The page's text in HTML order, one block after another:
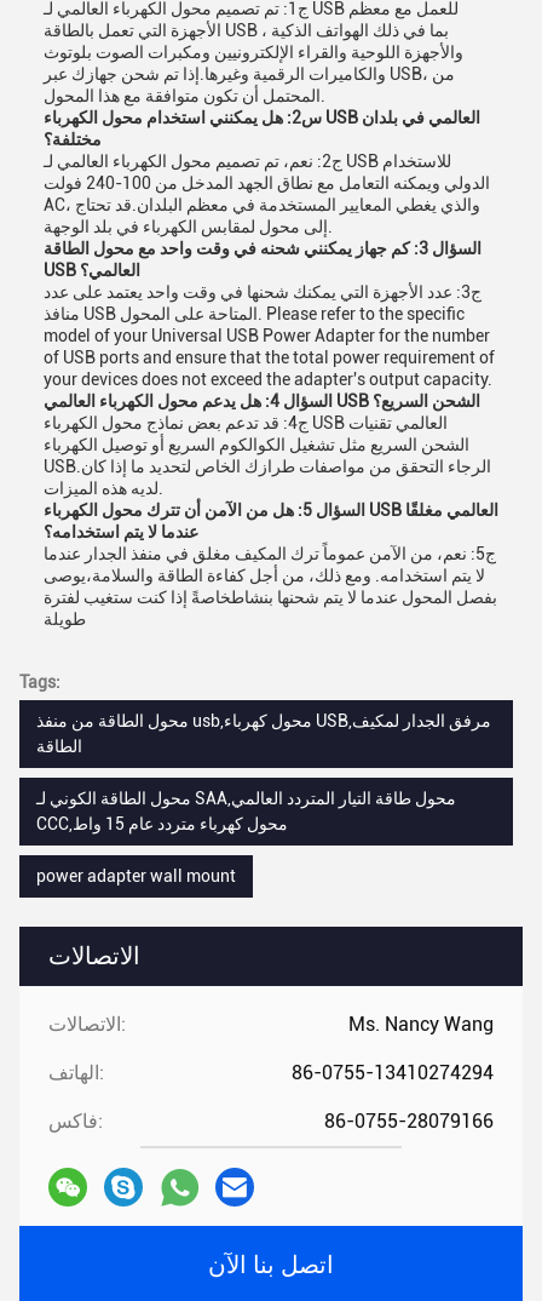
الاتصالات
الاتصالات: Ms. Nancy Wang
الهاتف: 86-0755-13410274294
فاكس: 86-0755-28079166
اتصل بنا الآن
ج1: تم تصميم محول الكهرباء العالمي لـ USB للعمل مع معظم
الأجهزة التي تعمل بالطاقة USB ، بما في ذلك الهواتف الذكية
والأجهزة اللوحية والقراء الإلكترونيين ومكبرات الصوت بلوتوث
والكاميرات الرقمية وغيرها.إذا تم شحن جهازك عبر USB، من
س2: هل يمكنني استخدام محول الكهرباء USB العالمي في بلدان
مختلفة؟
ج2: نعم، تم تصميم محول الكهرباء العالمي لـ USB للاستخدام
الدولي ويمكنه التعامل مع نطاق الجهد المدخل من 100-240 فولت
AC، والذي يغطي المعايير المستخدمة في معظم البلدان.قد تحتاج
السؤال 3: كم جهاز يمكنني شحنه في وقت واحد مع محول الطاقة
USB العالمي؟
ج3: عدد الأجهزة التي يمكنك شحنها في وقت واحد يعتمد على عدد
منافذ USB المتاحة على المحول. Please refer to the specific
model of your Universal USB Power Adapter for the number
of USB ports and ensure that the total power requirement of
your devices does not exceed the adapter's output capacity.
السؤال 4: هل يدعم محول الكهرباء العالمي USB الشحن السريع؟
ج4: قد تدعم بعض نماذج محول الكهرباء USB العالمي تقنيات
الشحن السريع مثل تشغيل الكوالكوم السريع أو توصيل الكهرباء
USB.الرجاء التحقق من مواصفات طرازك الخاص لتحديد ما إذا كان
السؤال 5: هل من الآمن أن تترك محول الكهرباء USB العالمي مغلقًا
عندما لا يتم استخدامه؟
ج5: نعم، من الآمن عموماً ترك المكيف مغلق في منفذ الجدار عندما
لا يتم استخدامه. ومع ذلك، من أجل كفاءة الطاقة والسلامة،يوصى
بفصل المحول عندما لا يتم شحنها بنشاطخاصةً إذا كنت ستغيب لفترة
طويلة
Tags:
محول الطاقة من منفذ usb,محول كهرباء USB,مرفق الجدار لمكيف
الطاقة
محول الطاقة الكوني لـ SAA,محول طاقة التيار المتردد العالمي
CCC,محول كهرباء متردد عام 15 واط
power adapter wall mount